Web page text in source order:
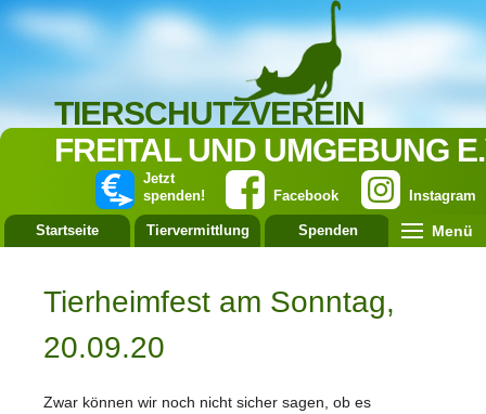
TIERSCHUTZVEREIN
FREITAL UND UMGEBUNG
Instagram
Facebook
Jetzt
spenden!
Startseite Tiervermittlung Spenden Menü
Tierheimfest am Sonntag,
20.09.20
Zwar können wir noch nicht sicher sagen, ob es